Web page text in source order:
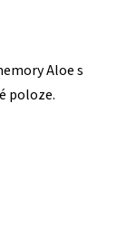
Aloe s
poloze.